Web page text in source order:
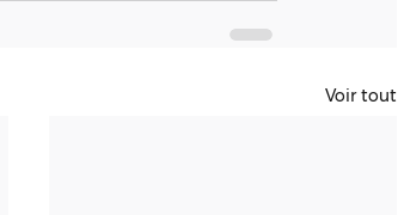
Voir tout